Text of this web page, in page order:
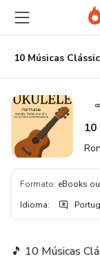
para
conteúdo
principal
para
pagamento
para
rodapé
Formato: eBooks
Idioma:
🎵 10 Músicas